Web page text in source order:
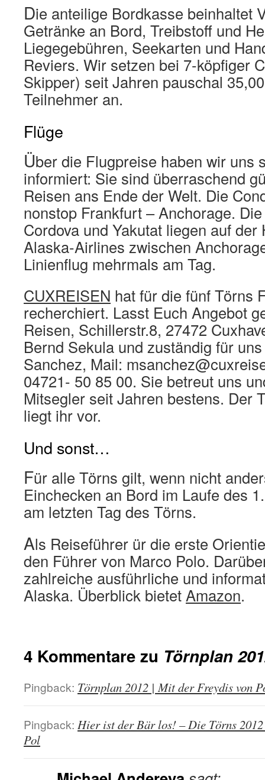
Die anteilige Bordkasse beinhaltet
Getränke an Bord, Treibstoff und
Liegegebühren, Seekarten und
Reviers. Wir setzen bei 7-köpfiger
Skipper) seit Jahren pauschal
Teilnehmer an.
Flüge
Über die Flugpreise haben wir uns
informiert: Sie sind überraschend
Reisen ans Ende der Welt. Die
nonstop Frankfurt – Anchorage.
Cordova und Yakutat liegen auf
Alaska-Airlines zwischen
Linienflug mehrmals am Tag.
CUXREISEN hat für die fünf Törns
recherchiert. Lasst Euch Angebot
Reisen, Schillerstr.8, 27472
Bernd Sekula und zuständig für
Sanchez, Mail:
04721- 50 85 00. Sie betreut uns
Mitsegler seit Jahren bestens. Der
liegt ihr vor.
Und sonst…
Für alle Törns gilt, wenn nicht
Einchecken an Bord im Laufe des
am letzten Tag des Törns.
Als Reiseführer ür die erste
den Führer von Marco Polo.
zahlreiche ausführliche und
Alaska. Überblick bietetAmazon.
4 Kommentare zu Törnplan
Pingback: Törnplan 2012 | Mit der Freydis von
Pingback: Hier ist der Bär los! – Die Törns
Pol